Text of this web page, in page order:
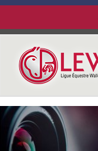
Aller
contenu
principal